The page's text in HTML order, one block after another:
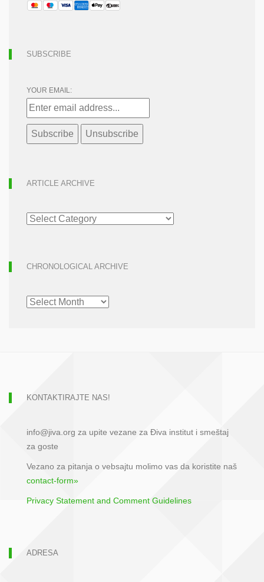
SUBSCRIBE
YOUR EMAIL:
ARTICLE ARCHIVE
ARTICLE
ARCHIVE
CHRONOLOGICAL ARCHIVE
CHRONOLOGICAL
ARCHIVE
KONTAKTIRAJTE NAS!
info@jiva.org za upite vezane za Điva institut i smeštaj
za goste
Vezano za pitanja o vebsajtu molimo vas da koristite naš
contact-form»
Privacy Statement and Comment Guidelines
ADRESA